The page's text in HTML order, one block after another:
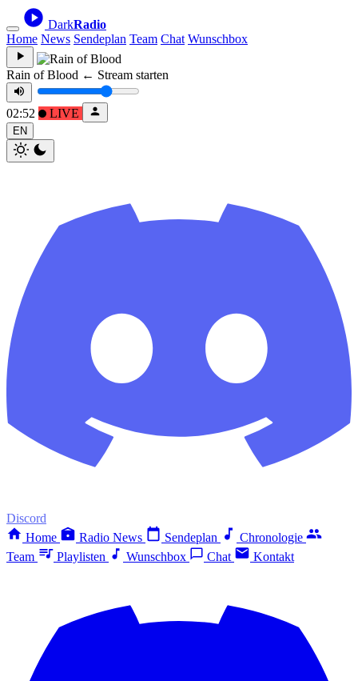
DarkRadio
Home News Sendeplan Team Chat Wunschbox
Rain of Blood ← Stream starten
02:52 LIVE
EN
Discord
Home
Radio News Sendeplan
Chronologie
Team
Playlisten Wunschbox Chat Kontakt